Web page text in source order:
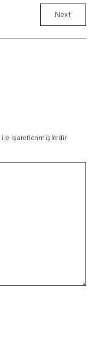
Next
ile işaretlenmişlerdir